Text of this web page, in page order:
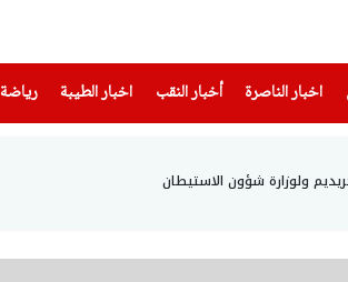
اخبار الناصرة
(current) أخبار النقب اخبار الطيبة(current) رياضة
(current)
ولوزارة شؤون الاستيطان